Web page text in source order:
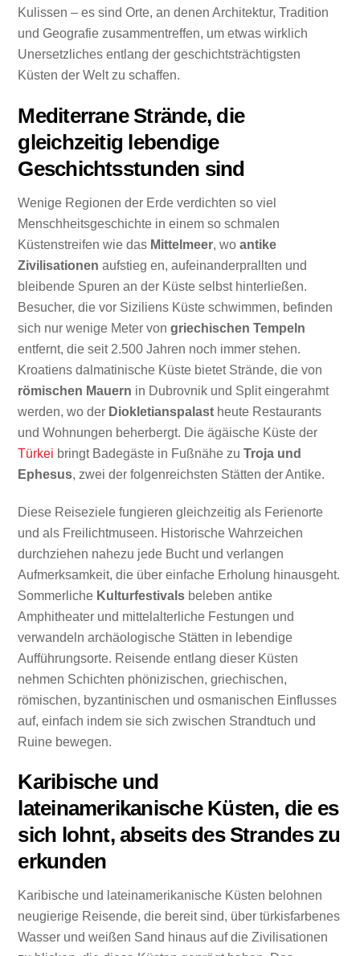
Kulissen – es sind Orte, an denen Architektur, Tradition
und Geografie zusammentreffen, um etwas wirklich
Unersetzliches entlang der geschichtsträchtigsten
Küsten der Welt zu schaffen.
Mediterrane Strände, die
gleichzeitig lebendige
Geschichtsstunden sind
Wenige Regionen der Erde verdichten so viel
Menschheitsgeschichte in einem so schmalen
Küstenstreifen wie das Mittelmeer, woantike
Zivilisationen aufstieg en, aufeinanderprallten und
bleibende Spuren an der Küste selbst hinterließen.
Besucher, die vor Siziliens Küste schwimmen, befinden
sich nur wenige Meter vongriechischen Tempeln
entfernt, die seit 2.500 Jahren noch immer stehen.
Kroatiens dalmatinische Küste bietet Strände, die von
römischen Mauern in Dubrovnik und Split eingerahmt
werden, wo der Diokletianspalast heute Restaurants
und Wohnungen beherbergt. Die ägäische Küste der
Türkei bringt Badegäste in Fußnähe zuTroja und
Ephesus, zwei der folgenreichsten Stätten der Antike.
Diese Reiseziele fungieren gleichzeitig als Ferienorte
und als Freilichtmuseen. Historische Wahrzeichen
durchziehen nahezu jede Bucht und verlangen
Aufmerksamkeit, die über einfache Erholung hinausgeht.
Sommerliche Kulturfestivals beleben antike
Amphitheater und mittelalterliche Festungen und
verwandeln archäologische Stätten in lebendige
Aufführungsorte. Reisende entlang dieser Küsten
nehmen Schichten phönizischen, griechischen,
römischen, byzantinischen und osmanischen Einflusses
auf, einfach indem sie sich zwischen Strandtuch und
Ruine bewegen.
Karibische und
lateinamerikanische Küsten, die es
sich lohnt, abseits des Strandes zu
erkunden
Karibische und lateinamerikanische Küsten belohnen
neugierige Reisende, die bereit sind, über türkisfarbenes
Wasser und weißen Sand hinaus auf die Zivilisationen